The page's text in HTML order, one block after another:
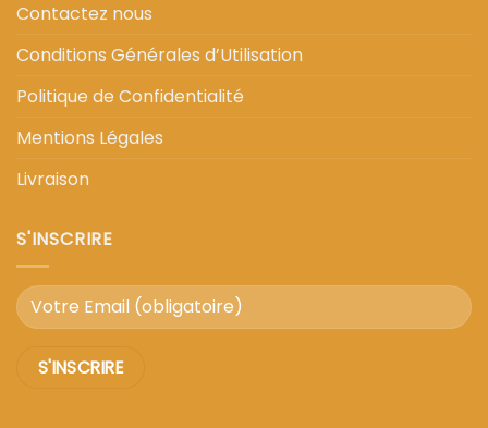
Contactez nous
Conditions Générales d’Utilisation
Politique de Confidentialité
Mentions Légales
Livraison
S'INSCRIRE